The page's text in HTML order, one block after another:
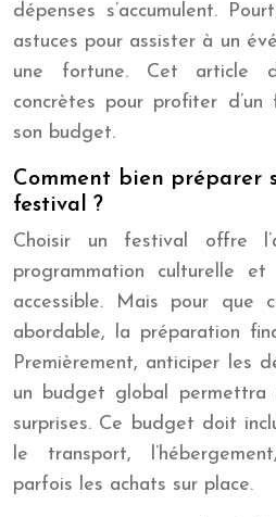
dépenses s’accumulent.
astuces pour assister à un
une fortune. Cet article
concrètes pour profiter d’un
son budget.
Comment bien préparer
festival ?
Choisir un festival offre
programmation culturelle et
accessible. Mais pour que
abordable, la préparation
Premièrement, anticiper les
un budget global permettra
surprises. Ce budget doit
le transport,
parfois les achats sur place.